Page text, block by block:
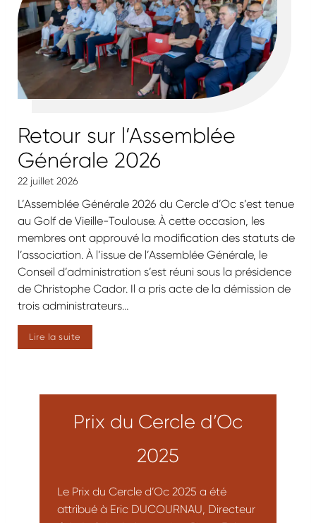
Retour sur l’Assemblée
Générale 2026
22 juillet 2026
L’Assemblée Générale 2026 du Cercle d’Oc s’est tenue
au Golf de Vieille-Toulouse. À cette occasion, les
membres ont approuvé la modification des statuts de
l’association. À l’issue de l’Assemblée Générale, le
Conseil d’administration s’est réuni sous la présidence
de Christophe Cador. Il a pris acte de la démission de
trois administrateurs…
Lire la suite
r
l
’
Prix du Cercle d’Oc
2025
Le Prix du Cercle d’Oc 2025 a été
attribué à Eric DUCOURNAU, Directeur